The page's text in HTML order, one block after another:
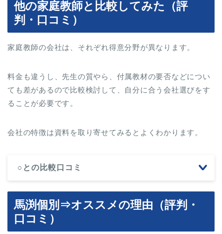
他の家庭教師と比較してみた（評
判・口コミ）
家庭教師の会社は、それぞれ得意分野が異なります。
料金も違うし、先生の質やら、付属教材の要否などについ
ても差があるので比較検討して、自分に合う会社選びをす
ることが必要です。
会社の特徴は資料を取り寄せてみるとよくわかります。
○との比較口コミ
馬渕個別⇒オススメの理由（評判・
口コミ）